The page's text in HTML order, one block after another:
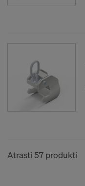
Atrasti 57 produkti